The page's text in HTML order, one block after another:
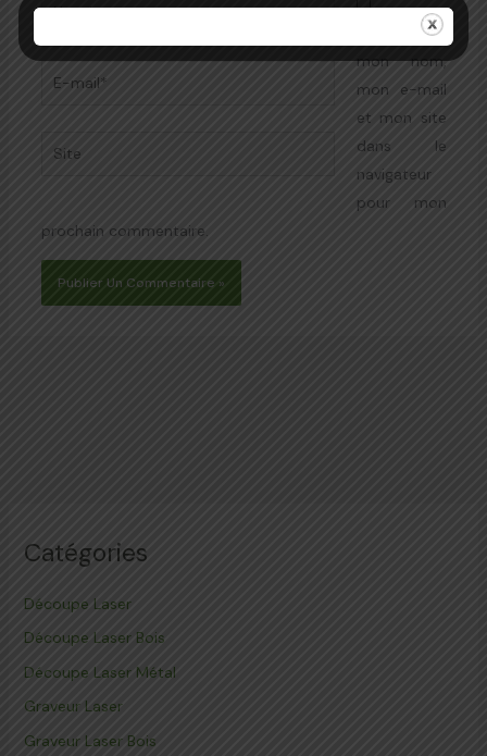
E-
Site
Enregistrer
mon nom,
mon e-mail
et mon site
dans le
navigateur
pour mon
prochain commentaire.
Catégories
Découpe Laser
Découpe Laser Bois
Découpe Laser Métal
Graveur Laser
Graveur Laser Bois